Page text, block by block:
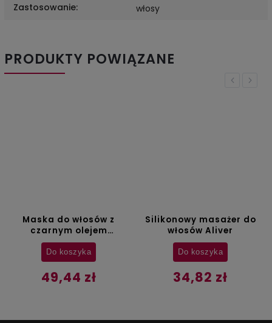
Zastosowanie: włosy
PRODUKTY POWIĄZANE
Previous
Maska do włosów z
czarnym olejem
rycynowym Aliver - 60 g
49,44 zł
Do koszyka
Silikonowy masażer do
włosów Aliver
34,82 zł
Do koszyka
Next